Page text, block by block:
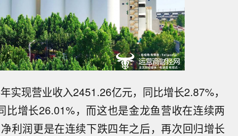
实现营业收入2451.26亿元，同比增长2.87%，
比增长26.01%，而这也是金龙鱼营收在连续两
利润更是在连续下跌四年之后，再次回归增长